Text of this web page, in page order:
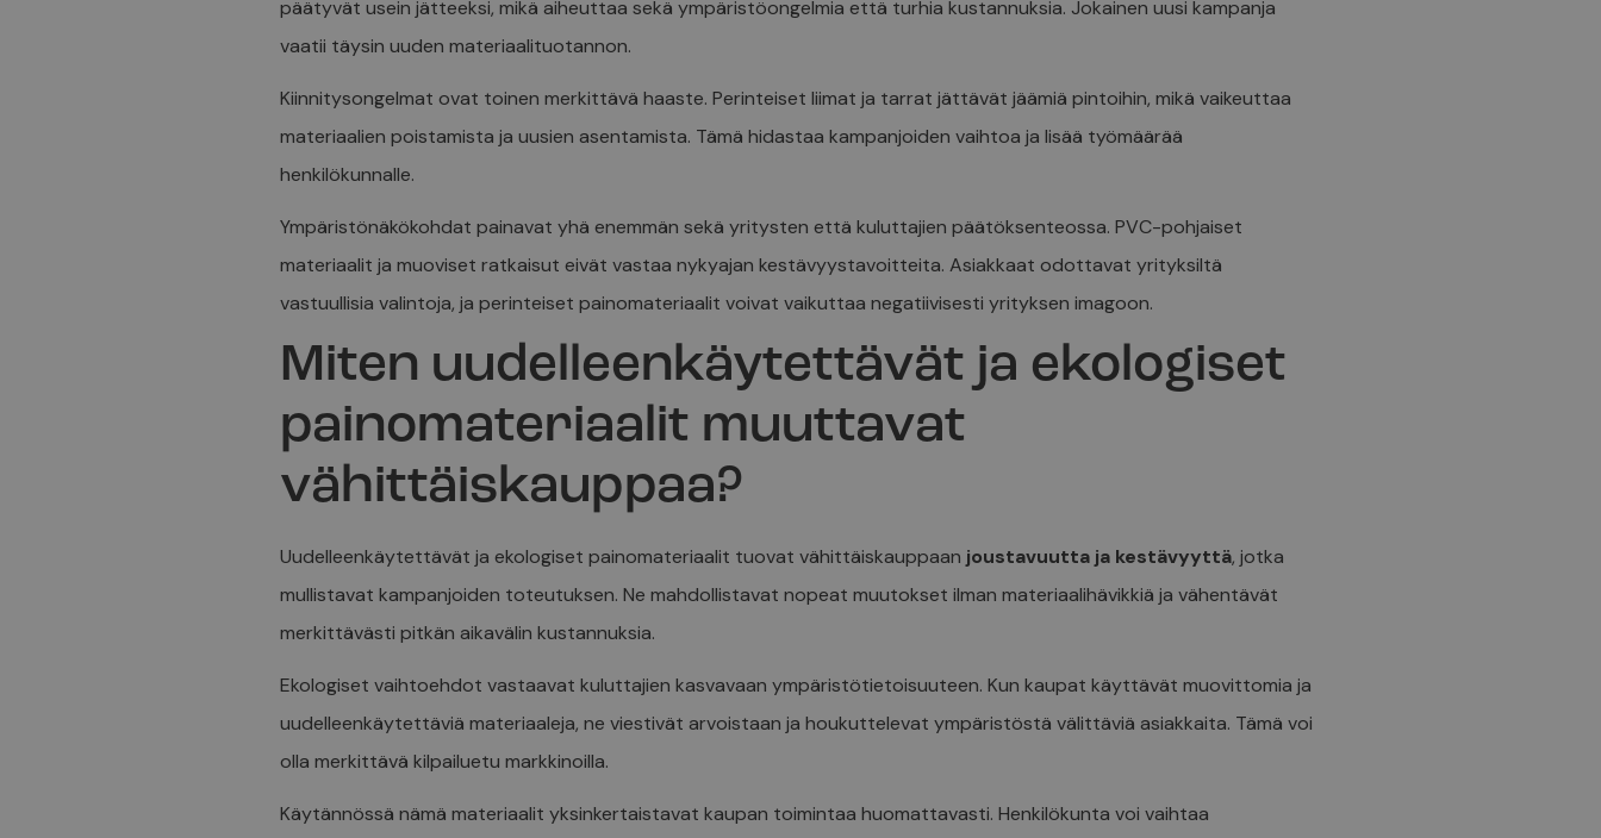
päätyvät usein jätteeksi, mikä aiheuttaa sekä ympäristöongelmia että turhia kustannuksia. Jokainen uusi kampanja
vaatii täysin uuden materiaalituotannon.
Kiinnitysongelmat ovat toinen merkittävä haaste. Perinteiset liimat ja tarrat jättävät jäämiä pintoihin, mikä vaikeuttaa
materiaalien poistamista ja uusien asentamista. Tämä hidastaa kampanjoiden vaihtoa ja lisää työmäärää
henkilökunnalle.
Ympäristönäkökohdat painavat yhä enemmän sekä yritysten että kuluttajien päätöksenteossa. PVC-pohjaiset
materiaalit ja muoviset ratkaisut eivät vastaa nykyajan kestävyystavoitteita. Asiakkaat odottavat yrityksiltä
vastuullisia valintoja, ja perinteiset painomateriaalit voivat vaikuttaa negatiivisesti yrityksen imagoon.
Miten uudelleenkäytettävät ja ekologiset
painomateriaalit muuttavat
vähittäiskauppaa?
Uudelleenkäytettävät ja ekologiset painomateriaalit tuovat vähittäiskauppaan joustavuutta ja kestävyyttä, jotka
mullistavat kampanjoiden toteutuksen. Ne mahdollistavat nopeat muutokset ilman materiaalihävikkiä ja vähentävät
merkittävästi pitkän aikavälin kustannuksia.
Ekologiset vaihtoehdot vastaavat kuluttajien kasvavaan ympäristötietoisuuteen. Kun kaupat käyttävät muovittomia ja
uudelleenkäytettäviä materiaaleja, ne viestivät arvoistaan ja houkuttelevat ympäristöstä välittäviä asiakkaita. Tämä voi
olla merkittävä kilpailuetu markkinoilla.
Käytännössä nämä materiaalit yksinkertaistavat kaupan toimintaa huomattavasti. Henkilökunta voi vaihtaa